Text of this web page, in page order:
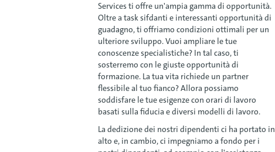
Services ti offre un'ampia gamma di opportunità.
Oltre a task sifdanti e interessanti opportunità di
guadagno, ti offriamo condizioni ottimali per un
ulteriore sviluppo. Vuoi ampliare le tue
conoscenze specialistiche? In tal caso, ti
sosterremo con le giuste opportunità di
formazione. La tua vita richiede un partner
flessibile al tuo fianco? Allora possiamo
soddisfare le tue esigenze con orari di lavoro
basati sulla fiducia e diversi modelli di lavoro.
La dedizione dei nostri dipendenti ci ha portato in
alto e, in cambio, ci impegniamo a fondo per i